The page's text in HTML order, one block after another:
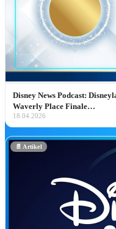
🏰 Disneyland &
🚢
🗼
Disney News Podcast:
Waverly Place Finale…
18.04.2026
📄 Artikel